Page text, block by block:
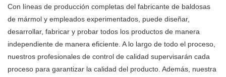
Con líneas de producción completas del fabricante de baldosas
de mármol y empleados experimentados, puede diseñar,
desarrollar, fabricar y probar todos los productos de manera
independiente de manera eficiente. A lo largo de todo el proceso,
nuestros profesionales de control de calidad supervisarán cada
proceso para garantizar la calidad del producto. Además, nuestra